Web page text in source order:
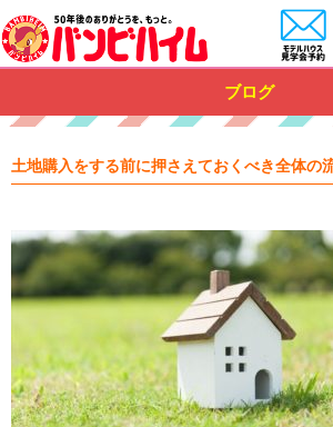
ブログ
土地購入をする前に押さえておくべき全体の